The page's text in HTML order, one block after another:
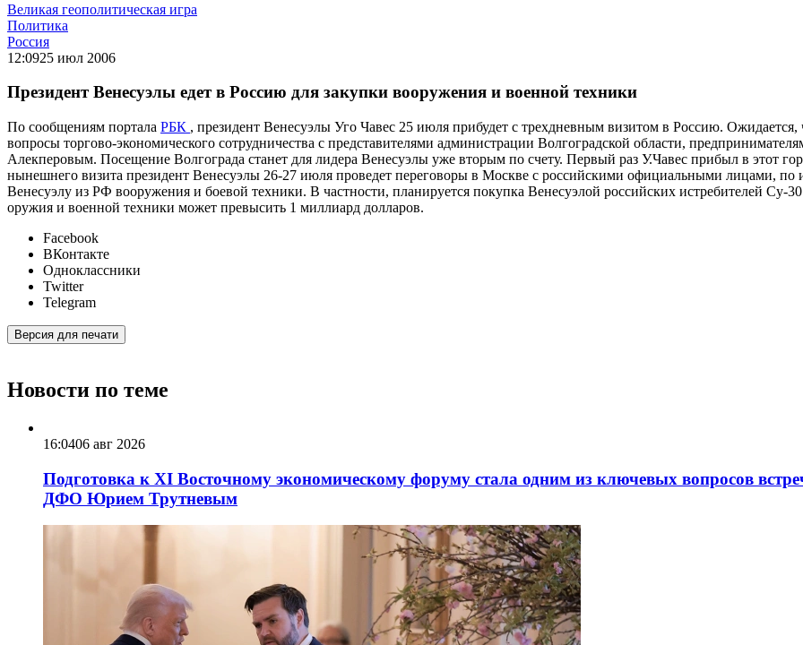
Великая геополитическая игра
Политика
Россия
12:0925 июл 2006
Президент Венесуэлы едет в Россию для закупки вооружения и военной техники
По сообщениям портала РБК , президент Венесуэлы Уго Чавес 25 июля прибудет с трехдневным визитом в Россию. Ожидается,
вопросы торгово-экономического сотрудничества с представителями администрации Волгоградской области,
Алекперовым. Посещение Волгограда станет для лидера Венесуэлы уже вторым по счету. Первый раз У.Чавес прибыл в этот
нынешнего визита президент Венесуэлы 26-27 июля проведет переговоры в Москве с российскими официальными лицами, по
Венесуэлу из РФ вооружения и боевой техники. В частности, планируется покупка Венесуэлой российских истребителей Су-
оружия и военной техники может превысить 1 миллиард долларов.
Facebook
ВКонтакте
Одноклассники
Twitter
Telegram
Версия для печати
Новости по теме
16:0406 авг 2026
Подготовка к XI Восточному экономическому форуму стала одним из ключевых вопросов
ДФО Юрием Трутневым